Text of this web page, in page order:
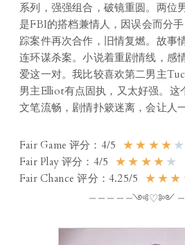
系列，强强组合，破镜重圆。两位
是FBI的搭档兼情人，因误会而分
踪案件再次合作，旧情复燃。故事
连环谋杀案。小说着重剧情线，感
爱这一对。我比较喜欢第二男主
男主Elliot有点固执，又太好强。这
文笔流畅，剧情扑簌迷离，会让人
Fair Game 评分：4/5 ★★ ★★ ★
Fair Play 评分：4/5 ★★ ★★ ★
Fair Chance 评分：4.25/5 ★★★
┈ ┈ ┈ ┈ ┈༺♡༻ ┈